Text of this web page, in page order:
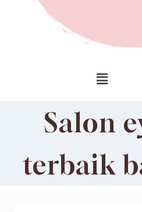
Salon
terbaik